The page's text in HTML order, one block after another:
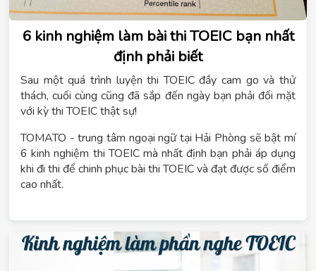
6 kinh nghiệm làm bài thi TOEIC bạn nhất
định phải biết
Sau một quá trình luyện thi TOEIC đầy cam go và thử
thách, cuối cùng cũng đã sắp đến ngày bạn phải đối mặt
với kỳ thi TOEIC thật sự!
TOMATO - trung tâm ngoại ngữ tại Hải Phòng sẽ bật mí
6 kinh nghiệm thi TOEIC mà nhất định bạn phải áp dụng
khi đi thi để chinh phục bài thi TOEIC và đạt được số điểm
cao nhất.